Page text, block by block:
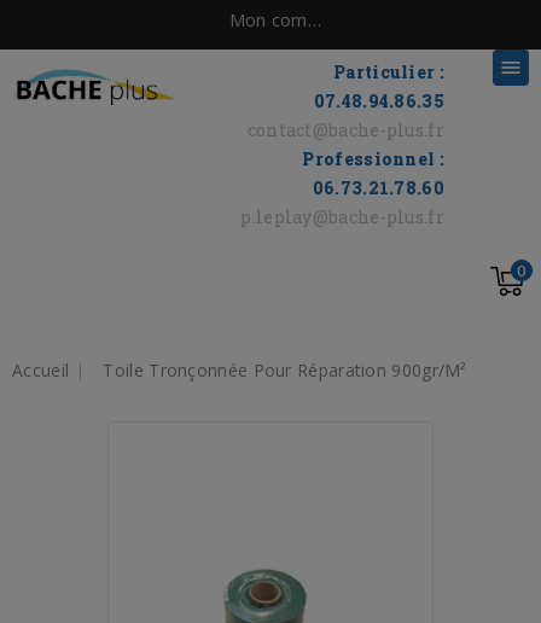
Mon compte
Particulier :
07.48.94.86.35
contact@bache-plus.fr
Professionnel :
06.73.21.78.60
p.leplay@bache-plus.fr

0
Accueil Toile Tronçonnée Pour Réparation 900gr/m²